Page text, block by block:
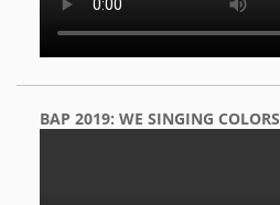
BAP 2019: WE SINGING COLORS